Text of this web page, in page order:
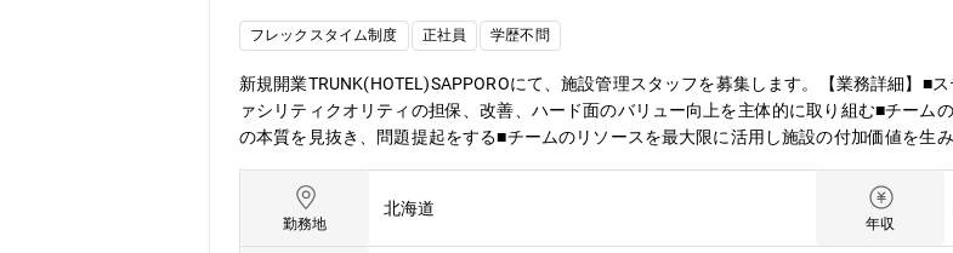
フレックスタイム制度 正社員 学歴不問
新規開業TRUNK(HOTEL)SAPPOROにて、施設管理スタッフを募集します。【業務詳細】■
ァシリティクオリティの担保、改善、ハード面のバリュー向上を主体的に取り組む■チーム
の本質を見抜き、問題提起をする■チームのリソースを最大限に活用し施設の付加価値を生
り取りした進捗内容の要点をまとめ、レポートラインへの報連相■建物の構造を理解し設備
の魅力＞■施設管理、施工管理での経験を活かし中心メンバーとしてご活躍いただけます。
た環境でone of themとして働くのではなく、組織を醸成し作り上げていくプロセスに関与
勤務地
北海道
年収